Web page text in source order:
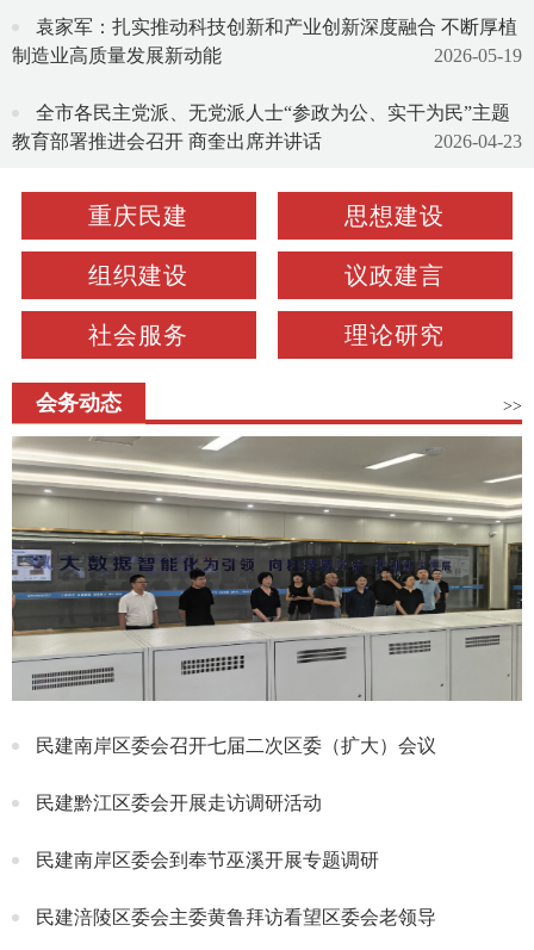
袁家军：扎实推动科技创新和产业创新深度融合 不断厚植
制造业高质量发展新动能
2026-05-19
全市各民主党派、无党派人士“参政为公、实干为民”主题
教育部署推进会召开 商奎出席并讲话
2026-04-23
重庆民建 思想建设
组织建设 议政建言
社会服务 理论研究
会务动态 >>
民建南岸区委会召开七届二次区委（扩大）会议
民建黔江区委会开展走访调研活动
民建南岸区委会到奉节巫溪开展专题调研
民建涪陵区委会主委黄鲁拜访看望区委会老领导